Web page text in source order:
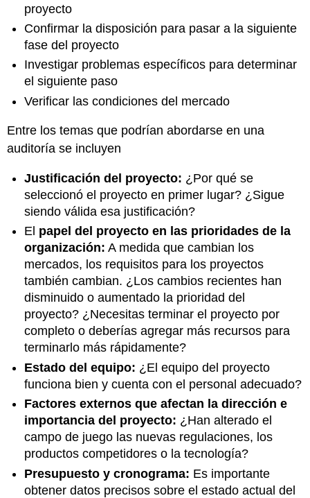
proyecto
Confirmar la disposición para pasar a la siguiente
fase del proyecto
Investigar problemas específicos para determinar
el siguiente paso
Verificar las condiciones del mercado
Entre los temas que podrían abordarse en una
auditoría se incluyen
Justificación del proyecto: ¿Por qué se
seleccionó el proyecto en primer lugar? ¿Sigue
siendo válida esa justificación?
El papel del proyecto en las prioridades de la
organización: A medida que cambian los
mercados, los requisitos para los proyectos
también cambian. ¿Los cambios recientes han
disminuido o aumentado la prioridad del
proyecto? ¿Necesitas terminar el proyecto por
completo o deberías agregar más recursos para
terminarlo más rápidamente?
Estado del equipo: ¿El equipo del proyecto
funciona bien y cuenta con el personal adecuado?
Factores externos que afectan la dirección e
importancia del proyecto: ¿Han alterado el
campo de juego las nuevas regulaciones, los
productos competidores o la tecnología?
Presupuesto y cronograma: Es importante
obtener datos precisos sobre el estado actual del